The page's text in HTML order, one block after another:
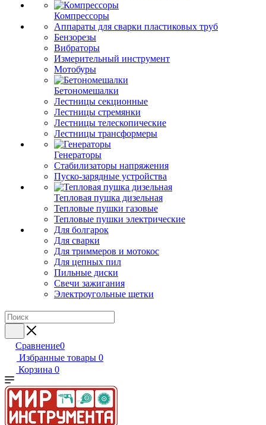
Компрессоры
Аппараты для сварки пластиковых труб
Бензорезы
Вибраторы
Измерительный инструмент
Мотобуры
Бетономешалки
Лестницы секционные
Лестницы стремянки
Лестницы телескопические
Лестницы трансформеры
Генераторы
Стабилизаторы напряжения
Пуско-зарядные устройства
Тепловая пушка дизельная
Тепловые пушки газовые
Тепловые пушки электрические
Для болгарок
Для сварки
Для триммеров и мотокос
Для цепных пил
Пильные диски
Свечи зажигания
Электроугольные щетки
Сравнение0
Избранные товары 0
Корзина 0